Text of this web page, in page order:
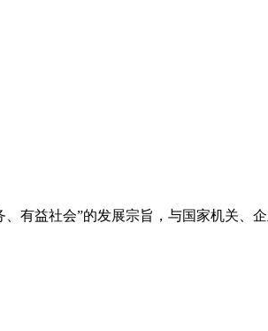
有益社会”的发展宗旨，与国家机关、